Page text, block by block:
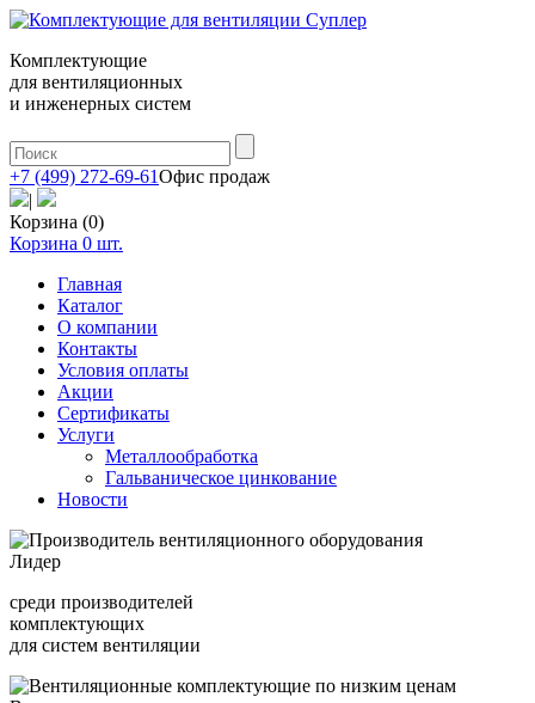
Комплектующие
для вентиляционных
и инженерных систем
+7 (499) 272-69-61Офис продаж
|
Корзина (0)
Корзина 0 шт.
Главная
Каталог
О компании
Контакты
Условия оплаты
Акции
Сертификаты
Услуги
Металлообработка
Гальваническое цинкование
Новости
Лидер
среди производителей
комплектующих
для систем вентиляции